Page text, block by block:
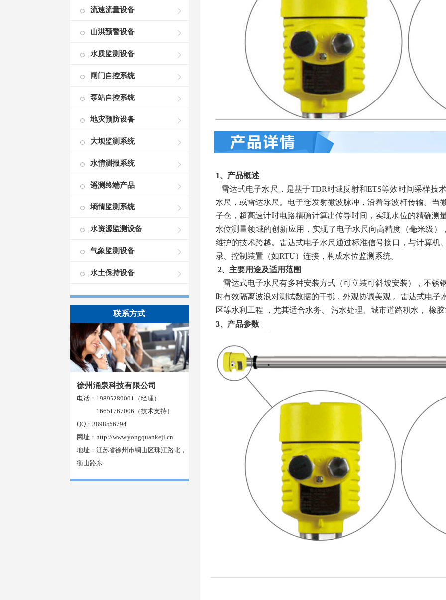
流速流量设备
山洪预警设备
水质监测设备
闸门自控系统
泵站自控系统
地灾预防设备
大坝监测系统
水情测报系统
遥测终端产品
墒情监测系统
水资源监测设备
气象监测设备
水土保持设备
联系方式
徐州涌泉科技有限公司
电话：19895289001（经理）
16651767006（技术支持）
QQ：3898556794
网址： http://www.yongquankeji.cn
地址：江苏省徐州市铜山区珠江路北，
衡山路东
1、 产品概述
雷达式电子水尺，是基于TDR时域反射和ETS等效时间采样技
水尺，或雷达水尺。 电子仓发射微波脉冲，沿着导波杆传输。当
子仓，超高速计时电路精确计算出传导时间，实现水位的精确测
水位测量领域的创新应用，实现了电子水尺向高精度（毫米级）
维护的技术跨越。 雷达式电子水尺通过标准信号接口，与计算机
录、控制装置（如RTU）连接，构成水位监测系统。
2、 主要用途及适用范围
雷达式电子水尺有多种安装方式（可立装可斜坡安装），不锈
时有效隔离波浪对测试数据的干扰，外观协调美观 。 雷达式电子
区等水利工程
，尤其适合水务、 污水处理、城市道路积水，
橡
3、产品参数